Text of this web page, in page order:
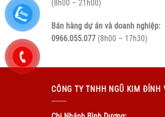
(8h00 – 21h00)
Bán hàng dự án và doanh nghiệp:
0966.055.077 (8h00 – 17h30)
CÔNG TY TNHH NGŨ KIM ĐỈNH